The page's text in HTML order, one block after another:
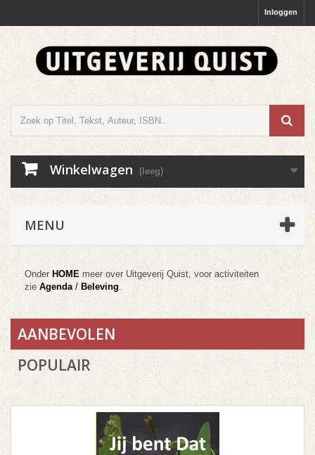
Inloggen
Winkelwagen (leeg)
MENU
Onder HOME meer over Uitgeverij Quist, voor activiteiten
zie Agenda/ Beleving.
AANBEVOLEN
POPULAIR